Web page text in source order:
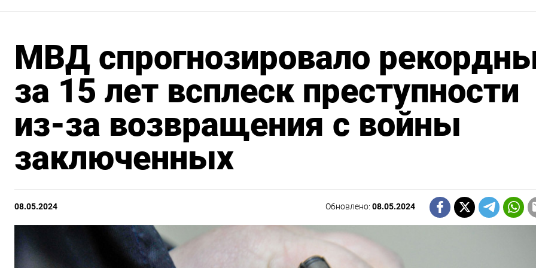
МВД спрогнозировало
за 15 лет всплеск преступности
из-за возвращения с войны
заключенных
08.05.2024 Обновлено:08.05.2024